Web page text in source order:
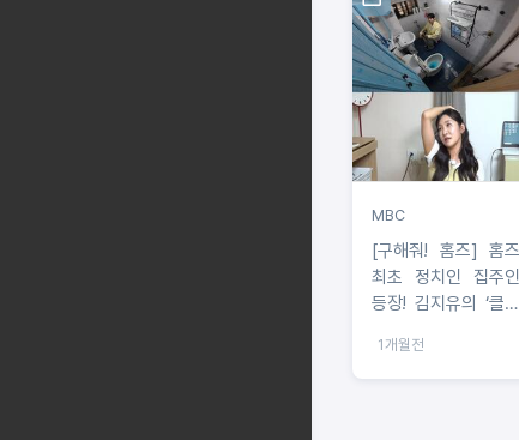
MBC
[구해줘! 홈즈] 홈즈
최초 정치인 집주인
등장! 김지유의 ‘클럽
밖의 반응은?
1개월전